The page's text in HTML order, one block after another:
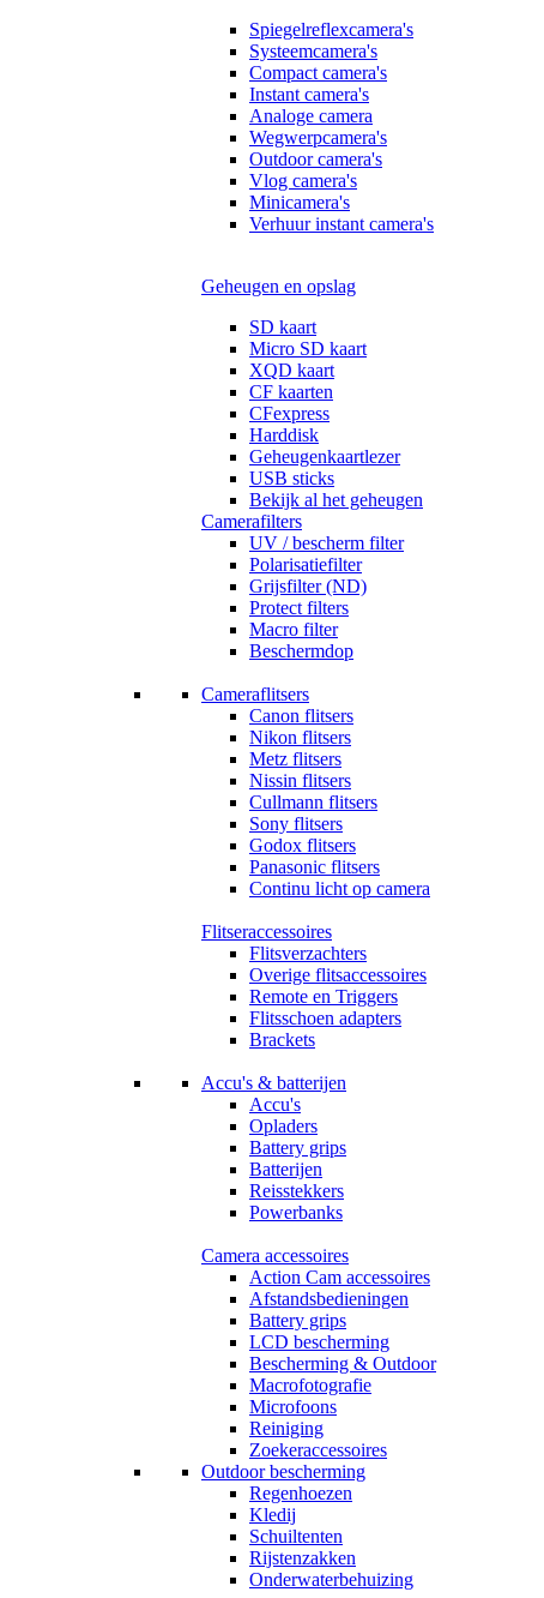
Spiegelreflexcamera's
Systeemcamera's
Compact camera's
Instant camera's
Analoge camera
Wegwerpcamera's
Outdoor camera's
Vlog camera's
Minicamera's
Verhuur instant camera's
Geheugen en opslag
SD kaart
Micro SD kaart
XQD kaart
CF kaarten
CFexpress
Harddisk
Geheugenkaartlezer
USB sticks
Bekijk al het geheugen
Camerafilters
UV / bescherm filter
Polarisatiefilter
Grijsfilter (ND)
Protect filters
Macro filter
Beschermdop
Cameraflitsers
Canon flitsers
Nikon flitsers
Metz flitsers
Nissin flitsers
Cullmann flitsers
Sony flitsers
Godox flitsers
Panasonic flitsers
Continu licht op camera
Flitseraccessoires
Flitsverzachters
Overige flitsaccessoires
Remote en Triggers
Flitsschoen adapters
Brackets
Accu's & batterijen
Accu's
Opladers
Battery grips
Batterijen
Reisstekkers
Powerbanks
Camera accessoires
Action Cam accessoires
Afstandsbedieningen
Battery grips
LCD bescherming
Bescherming & Outdoor
Macrofotografie
Microfoons
Reiniging
Zoekeraccessoires
Outdoor bescherming
Regenhoezen
Kledij
Schuiltenten
Rijstenzakken
Onderwaterbehuizing